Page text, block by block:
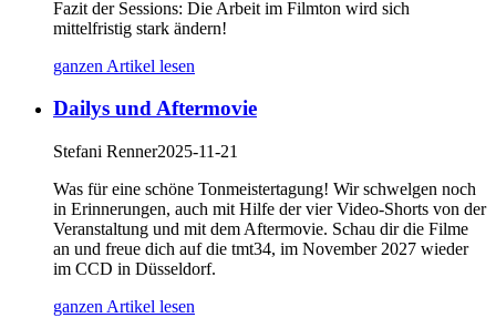
Fazit der Sessions: Die Arbeit im Filmton wird sich
mittelfristig stark ändern!
ganzen Artikel lesen
Dailys und Aftermovie
Stefani Renner2025-11-21
Was für eine schöne Tonmeistertagung! Wir schwelgen noch
in Erinnerungen, auch mit Hilfe der vier Video-Shorts von der
Veranstaltung und mit dem Aftermovie. Schau dir die Filme
an und freue dich auf die tmt34, im November 2027 wieder
im CCD in Düsseldorf.
ganzen Artikel lesen